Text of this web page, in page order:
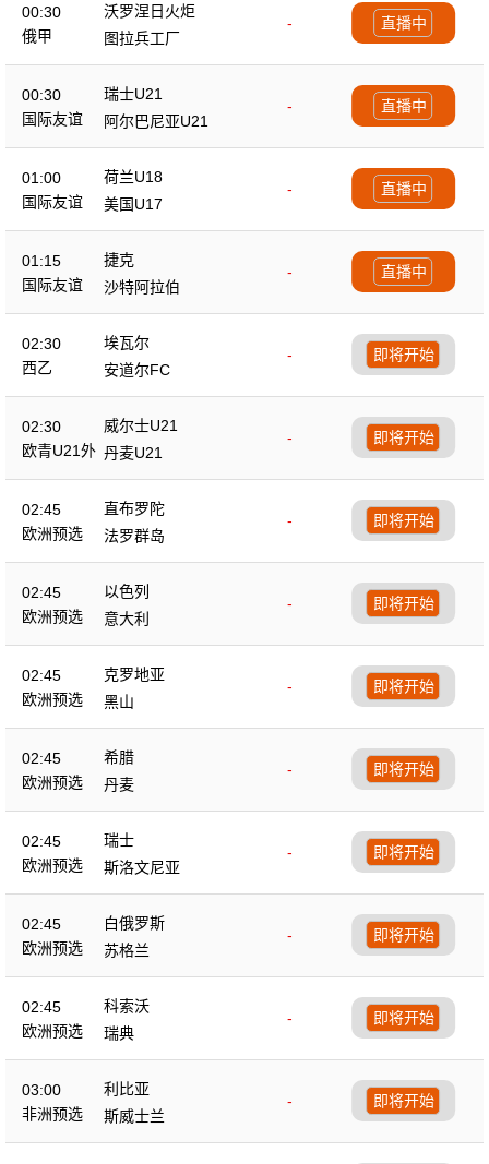
00:30
俄甲
沃罗涅日火炬
-
图拉兵工厂
直播中
00:30
国际友谊
瑞士U21
-
阿尔巴尼亚U21
直播中
01:00
国际友谊
荷兰U18
-
美国U17
直播中
01:15
国际友谊
捷克
-
沙特阿拉伯
直播中
02:30
西乙
埃瓦尔
-
安道尔FC
即将开始
02:30
欧青U21外
威尔士U21
-
丹麦U21
即将开始
02:45
欧洲预选
直布罗陀
-
法罗群岛
即将开始
02:45
欧洲预选
以色列
-
意大利
即将开始
02:45
欧洲预选
克罗地亚
-
黑山
即将开始
02:45
欧洲预选
希腊
-
丹麦
即将开始
02:45
欧洲预选
瑞士
-
斯洛文尼亚
即将开始
02:45
欧洲预选
白俄罗斯
-
苏格兰
即将开始
02:45
欧洲预选
科索沃
-
瑞典
即将开始
03:00
非洲预选
利比亚
-
斯威士兰
即将开始